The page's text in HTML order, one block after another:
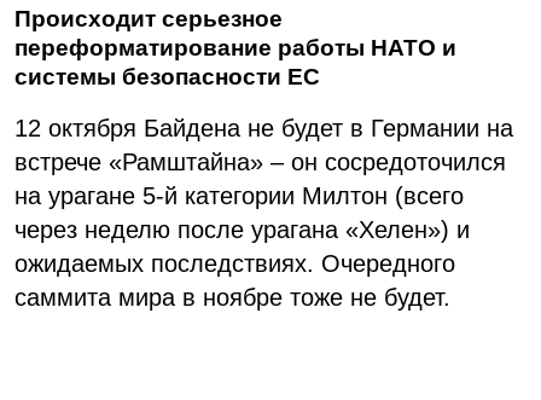
Происходит серьезное
переформатирование работы НАТО и
системы безопасности ЕС
12 октября Байдена не будет в Германии на
встрече «Рамштайна» – он сосредоточился
на урагане 5-й категории Милтон (всего
через неделю после урагана «Хелен») и
ожидаемых последствиях. Очередного
саммита мира в ноябре тоже не будет.